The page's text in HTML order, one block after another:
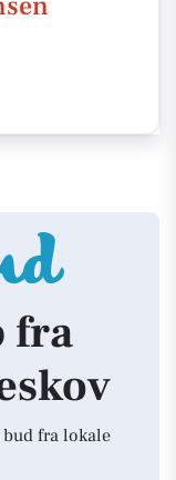
fra
fra lokale